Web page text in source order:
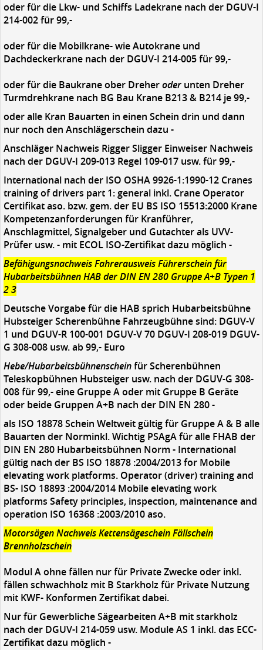
oder für die Lkw- und Schiffs Ladekrane nach der DGUV-I
214-002 für 99,-
oder für die Mobilkrane- wie Autokrane und
Dachdeckerkrane nach der DGUV-I 214-005 für 99,-
oder für die Baukrane ober Dreheroder unten Dreher
Turmdrehkrane nach BG Bau Krane B213 & B214 je 99,-
oder alle Kran Bauarten in einen Schein drin und dann
nur noch den Anschlägerschein dazu -
Anschläger Nachweis Rigger Sligger Einweiser Nachweis
nach der DGUV-I 209-013 Regel 109-017 usw. für 99,-
International nach der ISO OSHA 9926-1:1990-12 Cranes
training of drivers part 1: general inkl. Crane Operator
Certifikat aso. bzw. gem. der EU BS ISO 15513:2000 Krane
Kompetenzanforderungen für Kranführer,
Anschlagmittel, Signalgeber und Gutachter als UVV-
Prüfer usw. - mit ECOL ISO-Zertifikat dazu möglich -
Befähigungsnachweis Fahrerausweis Führerschein für
Hubarbeitsbühnen HAB der DIN EN 280 Gruppe A+B Typen 1
2 3
Deutsche Vorgabe für die HAB sprich Hubarbeitsbühne
Hubsteiger Scherenbühne Fahrzeugbühne sind: DGUV-V
1 und DGUV-R 100-001 DGUV-V 70 DGUV-I 208-019 DGUV-
G 308-008 usw. ab 99,- Euro
Hebe/Hubarbeitsbühnenscheinfür Scherenbühnen
Teleskopbühnen Hubsteiger usw. nach der DGUV-G 308-
008 für 99,- eine Gruppe A oder mit Gruppe B Geräte
oder beide Gruppen A+B nach der DIN EN 280 -
als ISO 18878 Schein Weltweit gültig für Gruppe A & B alle
Bauarten der Norminkl. Wichtig PSAgA für alle FHAB der
DIN EN 280 Hubarbeitsbühnen Norm - International
gültig nach der BS ISO 18878 :2004/2013 for Mobile
elevating work platforms. Operator (driver) training and
BS- ISO 18893 :2004/2014 Mobile elevating work
platforms Safety principles, inspection, maintenance and
operation ISO 16368 :2003/2010 aso.
Motorsägen Nachweis Kettensägeschein Fällschein
Brennholzschein
Modul A ohne fällen nur für Private Zwecke oder inkl.
fällen schwachholz mit B Starkholz für Private Nutzung
mit KWF- Konformen Zertifikat dabei.
Nur für Gewerbliche Sägearbeiten A+B mit starkholz
nach der DGUV-I 214-059 usw. Module AS 1 inkl. das ECC-
Zertifikat dazu möglich -